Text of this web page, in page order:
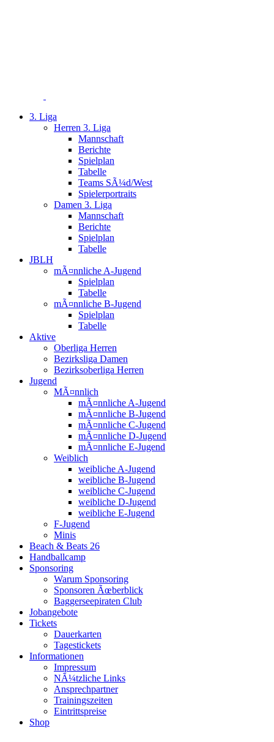
3. Liga
Herren 3. Liga
Mannschaft
Berichte
Spielplan
Tabelle
Teams SÃ¼d/West
Spielerportraits
Damen 3. Liga
Mannschaft
Berichte
Spielplan
Tabelle
JBLH
mÃ¤nnliche A-Jugend
Spielplan
Tabelle
mÃ¤nnliche B-Jugend
Spielplan
Tabelle
Aktive
Oberliga Herren
Bezirksliga Damen
Bezirksoberliga Herren
Jugend
MÃ¤nnlich
mÃ¤nnliche A-Jugend
mÃ¤nnliche B-Jugend
mÃ¤nnliche C-Jugend
mÃ¤nnliche D-Jugend
mÃ¤nnliche E-Jugend
Weiblich
weibliche A-Jugend
weibliche B-Jugend
weibliche C-Jugend
weibliche D-Jugend
weibliche E-Jugend
F-Jugend
Minis
Beach & Beats 26
Handballcamp
Sponsoring
Warum Sponsoring
Sponsoren Ãœberblick
Baggerseepiraten Club
Jobangebote
Tickets
Dauerkarten
Tagestickets
Informationen
Impressum
NÃ¼tzliche Links
Ansprechpartner
Trainingszeiten
Eintrittspreise
Shop